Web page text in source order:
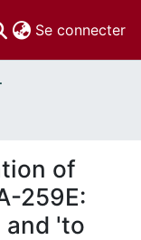
Se connecter
of
259E:
and 'to